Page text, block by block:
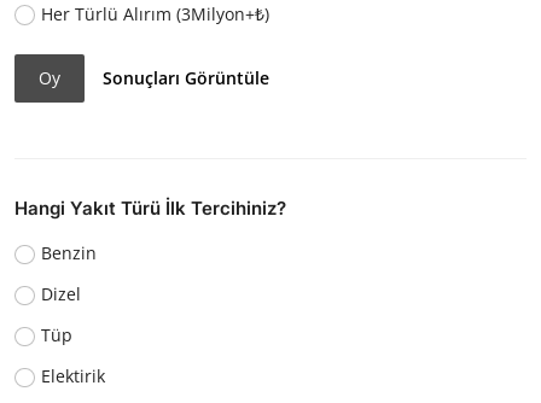
Her Türlü Alırım (3Milyon+₺)
Oy Sonuçları Görüntüle
Hangi Yakıt Türü İlk Tercihiniz?
Benzin
Dizel
Tüp
Elektirik